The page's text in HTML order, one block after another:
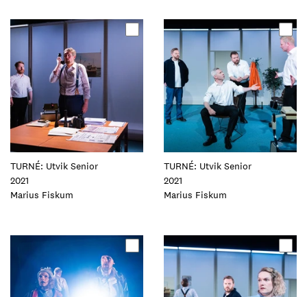
Oppdater
elementet
TURNÉ: Utvik Senior
2021
Foto:
Marius Fiskum
Oppdater
dette
elementet
TURNÉ: Utvik Senior
2021
Foto:
Marius Fiskum
Oppdater
dette
elementet
Oppdater
dette
elementet